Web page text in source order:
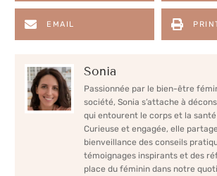
EMAIL
Sonia
Passionnée par le bien-être
société, Sonia s’attache à
qui entourent le corps et la
Curieuse et engagée, elle
bienveillance des conseils
témoignages inspirants et des
place du féminin dans notre